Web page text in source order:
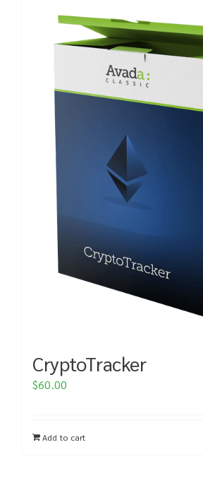
CryptoTracker
$60.00
Add to cart